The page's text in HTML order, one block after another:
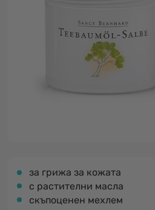
за грижа за кожата
с растителни масла
скъпоценен мехлем